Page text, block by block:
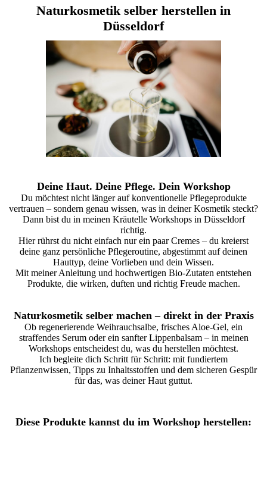
Naturkosmetik selber herstellen in
Düsseldorf
Deine Haut. Deine Pflege. Dein Workshop
Du möchtest nicht länger auf konventionelle Pflegeprodukte
vertrauen – sondern genau wissen, was in deiner Kosmetik steckt?
Dann bist du in meinen Kräutelle Workshops in Düsseldorf
richtig.
Hier rührst du nicht einfach nur ein paar Cremes – du kreierst
deine ganz persönliche Pflegeroutine, abgestimmt auf deinen
Hauttyp, deine Vorlieben und dein Wissen.
Mit meiner Anleitung und hochwertigen Bio-Zutaten entstehen
Produkte, die wirken, duften und richtig Freude machen.
Naturkosmetik selber machen – direkt in der Praxis
Ob regenerierende Weihrauchsalbe, frisches Aloe-Gel, ein
straffendes Serum oder ein sanfter Lippenbalsam – in meinen
Workshops entscheidest du, was du herstellen möchtest.
Ich begleite dich Schritt für Schritt: mit fundiertem
Pflanzenwissen, Tipps zu Inhaltsstoffen und dem sicheren Gespür
für das, was deiner Haut guttut.
Diese Produkte kannst du im Workshop herstellen: